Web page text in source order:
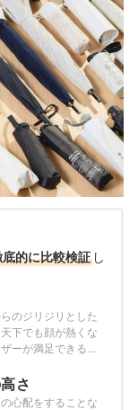
底的に比較検証 し
のジリジリとした
下でも顔が熱くな
ーが満足できる商
さ
心配をすることな